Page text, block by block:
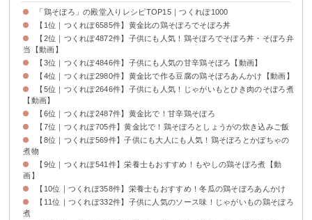
「鶏そぼろ」の殿堂入りレシピTOP15｜つくれぽ1000
【1位｜つくれぽ6585件】黄金比の鶏そぼろでそぼろ丼
【2位｜つくれぽ4872件】子供にも人気！鶏そぼろでそぼろ丼・そぼろ弁
当【動画】
【3位｜つくれぽ4846件】子供にも人気の甘辛鶏そぼろ【動画】
【4位｜つくれぽ2980件】黄金比で作る豆腐の鶏そぼろあんかけ【動画】
【5位｜つくれぽ2646件】子供にも人気！じゃがいもとひき肉のそぼろ煮
【動画】
【6位｜つくれぽ2487件】黄金比で！甘辛鶏そぼろ
【7位｜つくれぽ705件】黄金比で！鶏そぼろとしょうがの炊き込みご飯
【8位｜つくれぽ569件】子供にも大人にも人気！鶏そぼろとかぼちゃの
煮物
【9位｜つくれぽ541件】栄養士もおすすめ！もやしの鶏そぼろ煮【動
画】
【10位｜つくれぽ358件】栄養士もおすすめ！冬瓜の鶏そぼろあんかけ
【11位｜つくれぽ332件】子供に人気のソース味！じゃがいもの鶏そぼろ
煮